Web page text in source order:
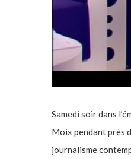
Samedi soir dans
Moix pendant près
journalisme